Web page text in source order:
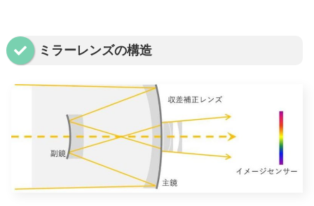
ミラーレンズの構造